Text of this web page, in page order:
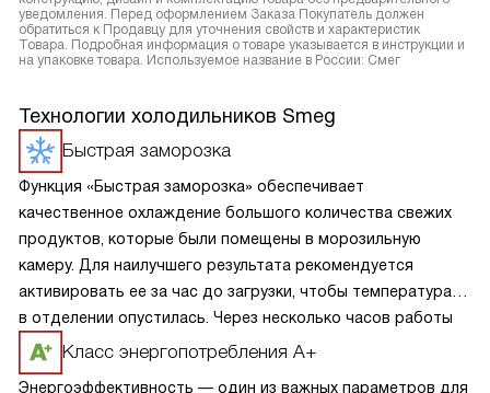
уведомления. Перед оформлением Заказа Покупатель должен
обратиться к Продавцу для уточнения свойств и характеристик
Товара. Подробная информация о товаре указывается в инструкции и
на упаковке товара. Используемое название в России: Смег
Технологии холодильников Smeg
Быстрая заморозка
Функция «Быстрая заморозка» обеспечивает
качественное охлаждение большого количества свежих
продуктов, которые были помещены в морозильную
камеру. Для наилучшего результата рекомендуется
активировать ее за час до загрузки, чтобы температура
в отделении опустилась. Через несколько часов работы
прибор сам вернет установленные параметры.
Класс энергопотребления А+
Энергоэффективность — один из важных параметров для